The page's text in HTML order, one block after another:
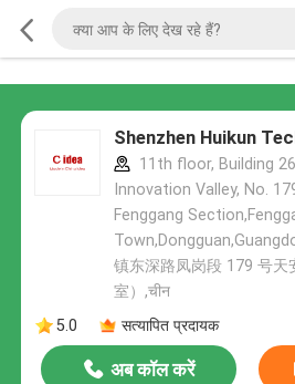
Shenzhen Huikun
11th floor, Building
Innovation Valley, No.
Fenggang
镇东深路凤岗段 179 号天
室）,चीन
5.0
सत्यापित प्रदायक
अब कॉल करें